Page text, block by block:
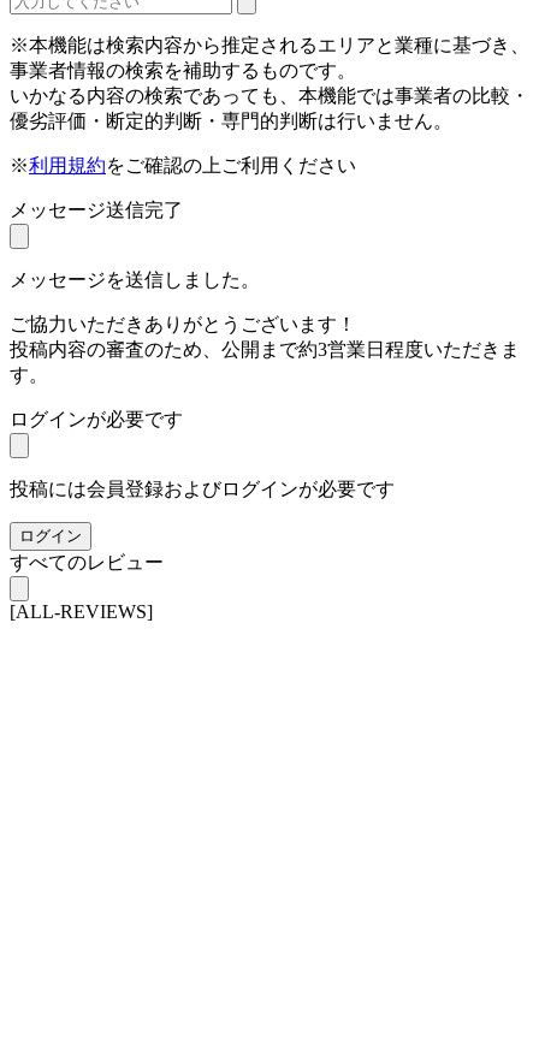
※本機能は検索内容から推定されるエリアと業種に基づき、
事業者情報の検索を補助するものです。
いかなる内容の検索であっても、本機能では事業者の比較・
優劣評価・断定的判断・専門的判断は行いません。
※利用規約をご確認の上ご利用ください
メッセージ送信完了
メッセージを送信しました。
ご協力いただきありがとうございます！
投稿内容の審査のため、公開まで約3営業日程度いただきま
す。
ログインが必要です
投稿には会員登録およびログインが必要です
ログイン
すべてのレビュー
[ALL-REVIEWS]